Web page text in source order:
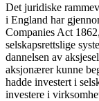
Det juridiske
i England har
Companies Act
selskapsrettslige
dannelsen av
aksjonærer kunne
hadde investert i
investere i